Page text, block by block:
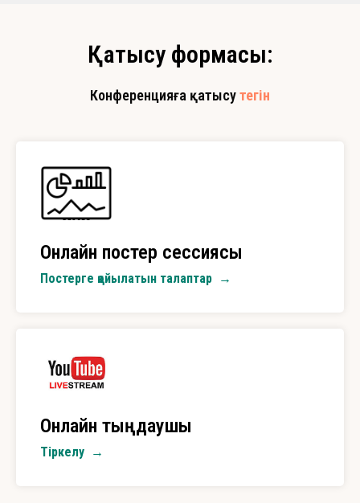
Қатысу формасы:
Конференцияға қатысутегін
Онлайн постер сессиясы
Постерге қойылатын талаптар
Онлайн тыңдаушы
Тіркелу